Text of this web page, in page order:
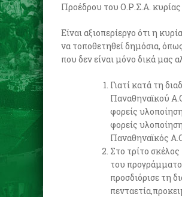
Προέδρου του Ο.Ρ.Σ.Α. κυρίας
Είναι αξιοπερίεργο ότι η
να τοποθετηθεί δημόσια,
που δεν είναι μόνο δικά μας
Γιατί κατά τη
Παναθηναϊκού
φορείς
φορείς
Παναθηναϊκός
Στο τρίτο
του
προσδιόρισε τη